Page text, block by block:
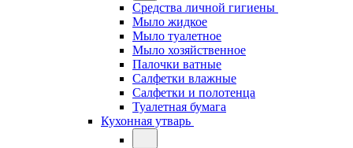
Средства личной гигиены
Мыло жидкое
Мыло туалетное
Мыло хозяйственное
Палочки ватные
Салфетки влажные
Салфетки и полотенца
Туалетная бумага
Кухонная утварь